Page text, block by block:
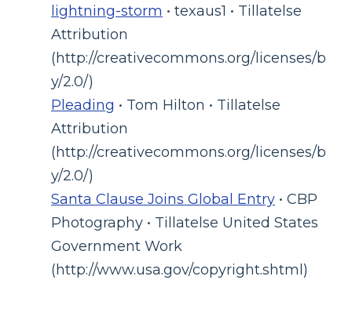
lightning-storm • texaus1 • Tillatelse
Attribution
(http://creativecommons.org/licenses/b
y/2.0/)
Pleading • Tom Hilton • Tillatelse
Attribution
(http://creativecommons.org/licenses/b
y/2.0/)
Santa Clause Joins Global Entry • CBP
Photography • Tillatelse United States
Government Work
(http://www.usa.gov/copyright.shtml)